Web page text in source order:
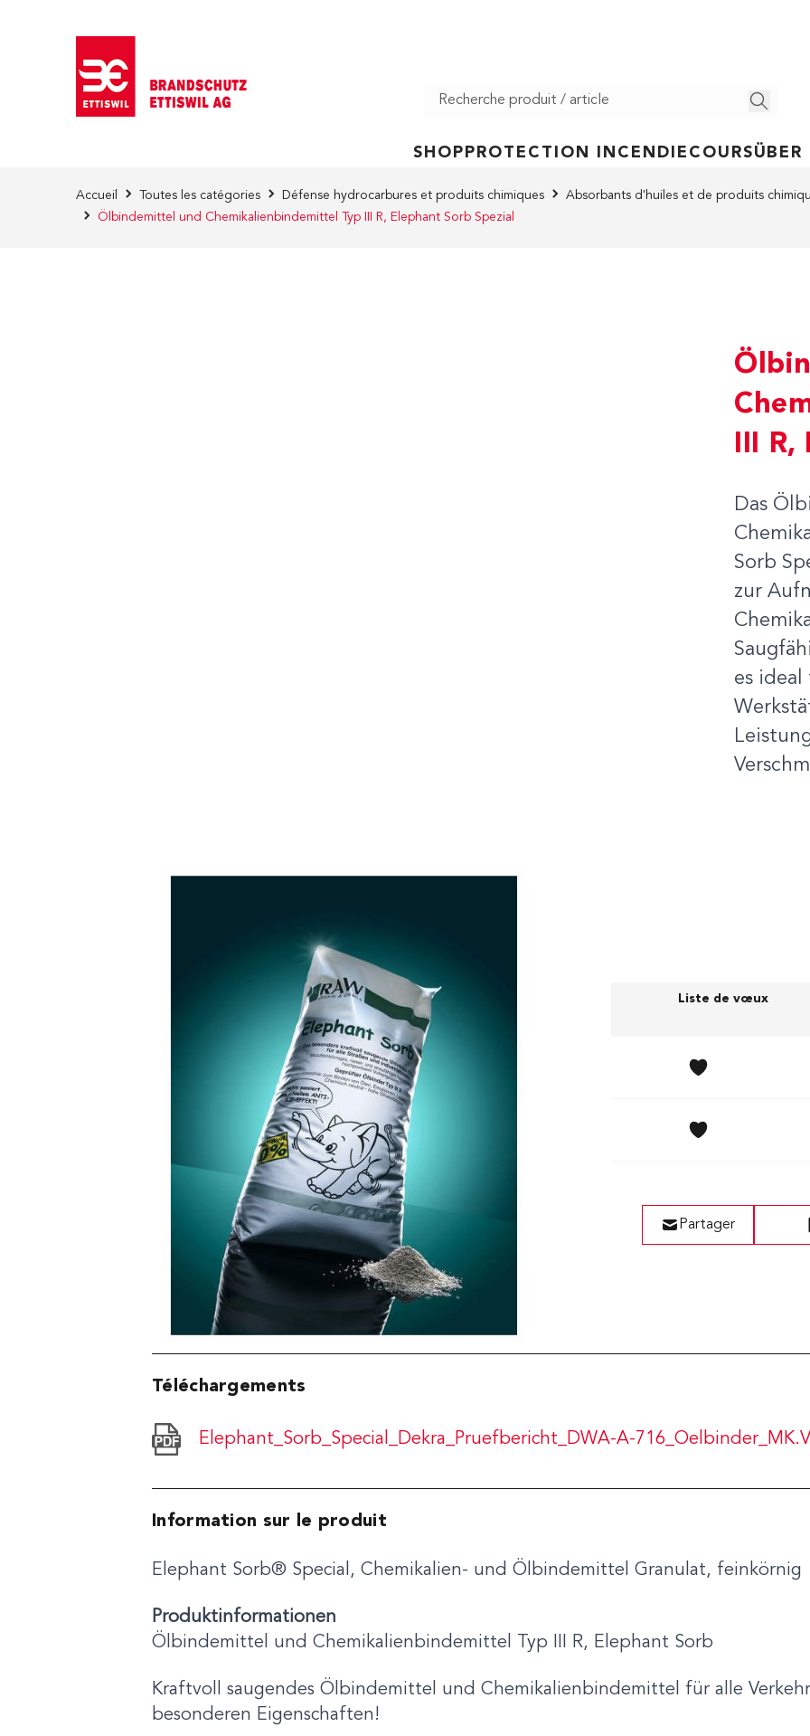
SHOP PROTECTION INCENDIE COURSÜBER
Accueil Toutes les catégories Défense hydrocarbures et produits chimiques
Absorbants d'huiles et de produits
Ölbindemittel und Chemikalienbindemittel Typ III R, Elephant Sorb Spezial
III R,
Das
Sorb
zur
es
Une palette Liste de vœux
à 36
Sack 20 l à 72
Partager
Information sur le produit
Elephant Sorb® Special, Chemikalien- und Ölbindemittel Granulat, feinkörnig
Produktinformationen
Ölbindemittel und Chemikalienbindemittel Typ III R, Elephant Sorb
Kraftvoll saugendes Ölbindemittel und Chemikalienbindemittel für alle
besonderen Eigenschaften!
Téléchargements
Elephant_Sorb_Special_Dekra_Pruefbericht_DWA-A-